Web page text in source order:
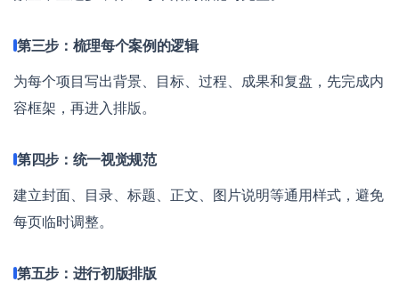
第三步：梳理每个案例的逻辑
为每个项目写出背景、目标、过程、成果和复盘，先完成内
容框架，再进入排版。
第四步：统一视觉规范
建立封面、目录、标题、正文、图片说明等通用样式，避免
每页临时调整。
第五步：进行初版排版